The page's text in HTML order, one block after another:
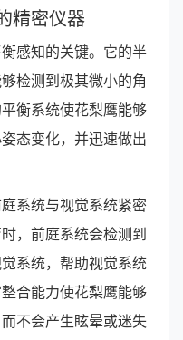
精密仪器
感知的关键。它的半
检测到极其微小的角
衡系统使花梨鹰能够
态变化，并迅速做出
系统与视觉系统紧密
，前庭系统会检测到
系统，帮助视觉系统
合能力使花梨鹰能够
不会产生眩晕或迷失